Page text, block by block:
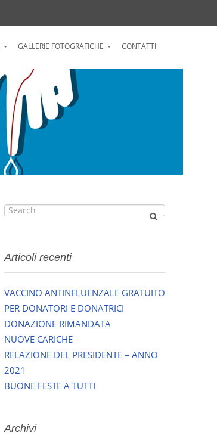
GALLERIE FOTOGRAFICHE CONTATTI
Articoli recenti
VACCINO ANTINFLUENZALE GRATUITO
PER DONATORI E DONATRICI
DONAZIONE RIMANDATA
NUOVE CARICHE
RELAZIONE DEL PRESIDENTE – ANNO
2021
BUONE FESTE A TUTTI
Archivi